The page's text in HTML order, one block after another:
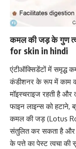
कमल की जड़ के गुण
for skin in hindi
एंटीऑक्सिडेंटों में समृद्ध
कंडीशनर के रूप में काम
मॉइस्चराइज रहती है और
फाइन लाइन्स को हटाने,
कमल की जड़ (Lotus
संतुलित कर सकता हैऔर
के पत्ते का पेस्ट त्वचा